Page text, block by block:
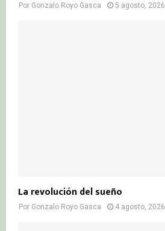
Por Gonzalo Royo Gasca 5 agosto, 2026
La revolución del sueño
Por Gonzalo Royo Gasca 4 agosto, 2026